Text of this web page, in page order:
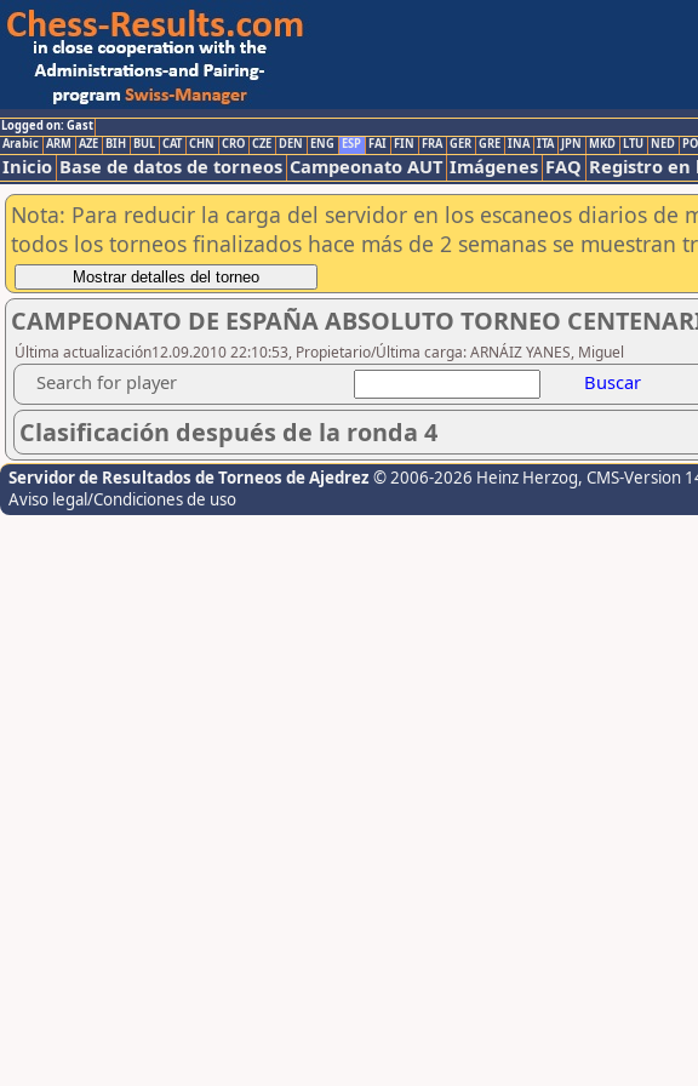
Logged on: Gast
Arabic ARM AZE BIH BUL CAT CHN CRO CZE DEN ENG ESP FAI FIN FRA GER GRE INA ITA JPN MKD LTU NED
Inicio Base de datos de torneos Campeonato AUT Imágenes FAQ Registro en
Nota: Para reducir la carga del servidor en los escaneos diarios de
todos los torneos finalizados hace más de 2 semanas se muestran
CAMPEONATO DE ESPAÑA ABSOLUTO TORNEO
Última actualización12.09.2010 22:10:53, Propietario/Última carga: ARNÁIZ YANES, Miguel
Search for player Buscar
Clasificación después de la ronda 4
Servidor de Resultados de Torneos de Ajedrez © 2006-2026 Heinz Herzog, CMS-Version
Aviso legal/Condiciones de uso